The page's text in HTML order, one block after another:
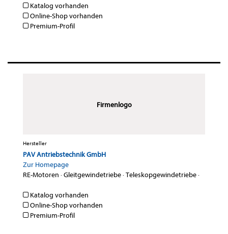
Katalog vorhanden
Online-Shop vorhanden
Premium-Profil
Firmenlogo
Hersteller
PAV Antriebstechnik GmbH
Zur Homepage
RE-Motoren ·Gleitgewindetriebe·Teleskopgewindetriebe·
Katalog vorhanden
Online-Shop vorhanden
Premium-Profil